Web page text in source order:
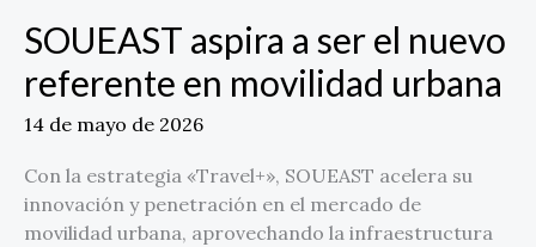
SOUEAST aspira a ser el nuevo
referente en movilidad urbana
14 de mayo de 2026
Con la estrategia «Travel+», SOUEAST acelera su
innovación y penetración en el mercado de
movilidad urbana, aprovechando la infraestructura